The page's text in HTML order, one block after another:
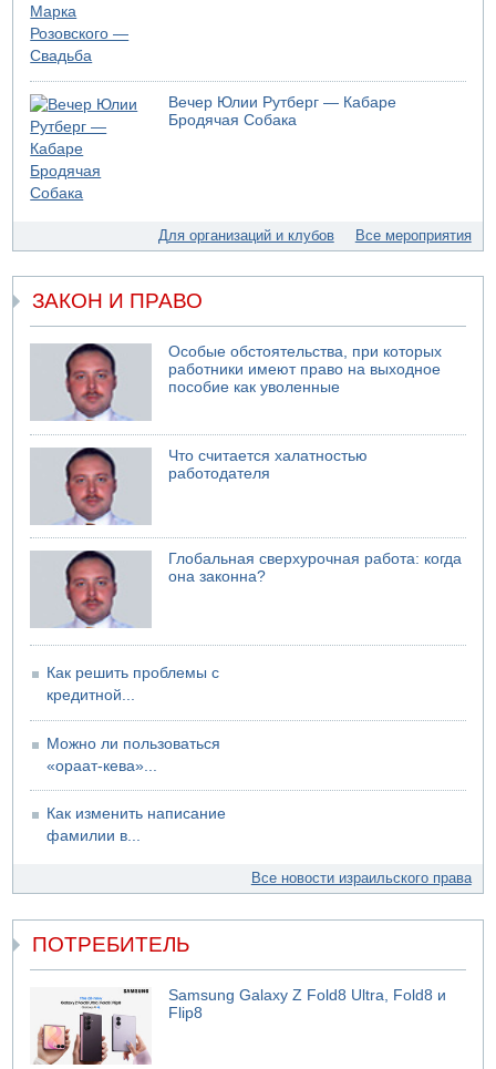
05.08.2026 10:19
Хуситы сообщают об атаке по Саудовскому танкеру
05.08.2026 10:16
Левые активисты пытались ворваться в офис
"Религиозного сионизма"
05.08.2026 06:42
В Дубае поднимается дым над портом
Еще один меморандум для Ирана
04.08.2026 20:31
Минздрав и Министерство экологии сообщили о
необычно высоком уровне загрязнения воды в девяти
реках и ручьях на севере страны
04.08.2026 19:20
Шоссе 6 и участок шоссе 1 в восточном направлении в
районе Бейт-Шемеша вновь открыты для движения
04.08.2026 18:17
75-летний мужчина получил тяжелые ножевые ранения
Авиве
Вечер Юлии Рутберг — Кабаре
Бродячая Собака
Для организаций и клубов Все мероприятия
ЗАКОН И ПРАВО
Особые обстоятельства, при которых
работники имеют право на выходное
пособие как уволенные
Что считается халатностью
работодателя
Глобальная сверхурочная работа: когда
она законна?
Как решить проблемы с
кредитной...
Можно ли пользоваться
«ораат-кева»...
Как изменить написание
фамилии в...
Все новости израильского права
ПОТРЕБИТЕЛЬ
Samsung Galaxy Z Fold8 Ultra, Fold8 и
Flip8